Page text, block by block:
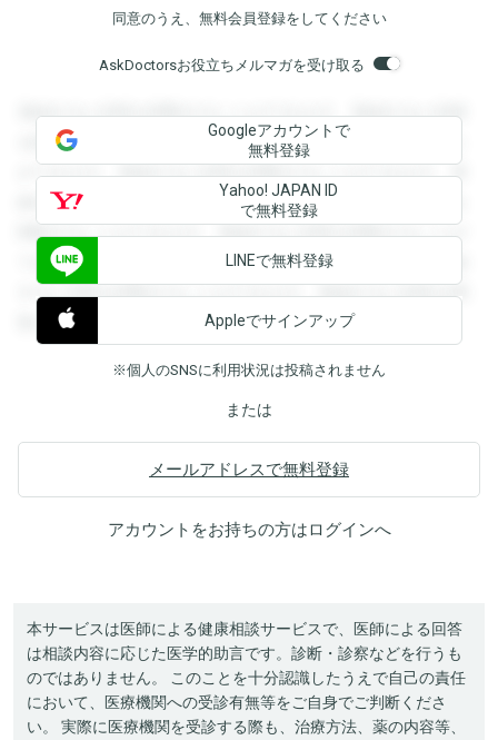
同意のうえ、無料会員登録をしてください
AskDoctorsお役立ちメルマガを受け取る
登録すると回答を閲覧することができます。登録すると回答
を閲覧することができます。登録すると回答を閲覧すること
ができます。登録すると回答を閲覧することができます。登
録すると回答を閲覧することができます。登録すると回答を
閲覧することができます。登録すると回答を閲覧することが
できます。登録すると回答を閲覧することができます。登録
すると回答を閲覧することができます。登録すると回答を閲
覧することができます。
Googleアカウントで
無料登録
Yahoo! JAPAN ID
で無料登録
LINEで無料登録
Appleでサインアップ
※個人のSNSに利用状況は投稿されません
または
メールアドレスで無料登録
アカウントをお持ちの方はログインへ
本サービスは医師による健康相談サービスで、医師による回答
は相談内容に応じた医学的助言です。診断・診察などを行うも
のではありません。 このことを十分認識したうえで自己の責任
において、医療機関への受診有無等をご自身でご判断くださ
い。 実際に医療機関を受診する際も、治療方法、薬の内容等、